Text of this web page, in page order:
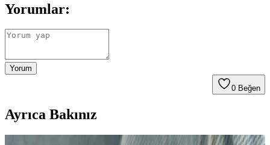
Yorumlar:
Yorum
0 Beğen
Ayrıca Bakınız